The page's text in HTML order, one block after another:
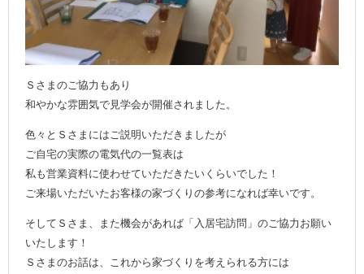
Ｓさまのご協力もあり
和やかな雰囲気で見学会が開催されました。
色々とＳさまにはご説明いただきましたが
ご自宅の実際の電気代の一覧表は
私も営業資料に使わせていただきたいくらいでした！
ご来場いただいたお客様の家づくりの参考になれば幸いです。
そしてＳさま、また機会があれば「入居宅訪問」のご協力お願い
いたします！
Ｓさまのお話は、これから家づくりを考えられる方には